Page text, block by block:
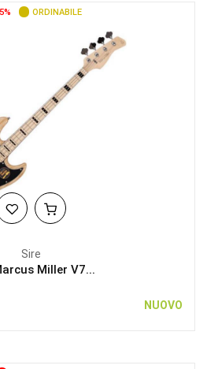
ORDINABILE
Sire
Miller V7...
NUOVO